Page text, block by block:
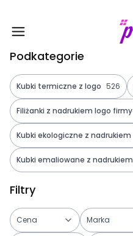
Podkategorie
Kubki termiczne z logo 526
Filiżanki z nadrukiem logo firmy
Kubki ekologiczne z nadrukiem
Kubki emaliowane z nadrukiem
Filtry
Cena Marka